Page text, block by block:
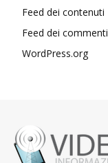
Feed dei contenuti
Feed dei commenti
WordPress.org